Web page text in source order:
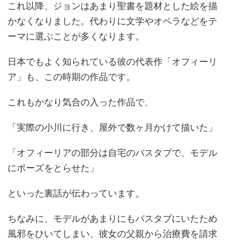
これ以降、ジョンはあまり聖書を題材とした絵を描
かなくなりました。代わりに文学やオペラなどをテ
ーマに選ぶことが多くなります。
日本でもよく知られている彼の代表作「オフィーリ
ア」も、この時期の作品です。
これもかなり気合の入った作品で、
「実際の小川に行き、屋外で数ヶ月かけて描いた」
「オフィーリアの部分は自宅のバスタブで、モデル
にポーズをとらせた」
といった裏話が伝わっています。
ちなみに、モデルがあまりにもバスタブにいたため
風邪をひいてしまい、彼女の父親から治療費を請求